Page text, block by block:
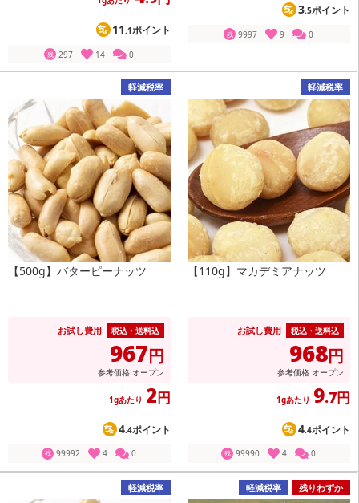
11.1ポイント
残 297 14 0
3.5ポイント
残 9997 9 0
軽減税率
【500g】バターピーナッツ
お試し費用 税込・送料込
967円
参考価格 オープン
1gあたり 2円
4.4ポイント
残 99992 4 0
軽減税率
【110g】マカデミアナッツ
お試し費用 税込・送料込
968円
参考価格 オープン
1gあたり 9.7円
4.4ポイント
残 99990 4 0
軽減税率 軽減税率 残りわずか